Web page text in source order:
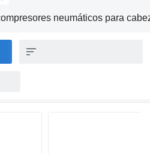
neumáticos para